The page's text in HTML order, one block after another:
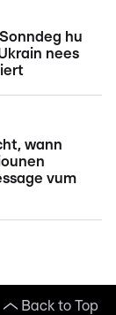
hu
nees
wann
vum
Back to Top